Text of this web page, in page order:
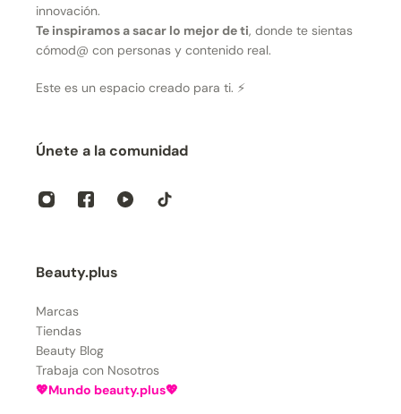
innovación.
Te inspiramos a sacar lo mejor de ti, donde te sientas
cómod@ con personas y contenido real.
Este es un espacio creado para ti. ⚡
Únete a la comunidad
Beauty.plus
Marcas
Tiendas
Beauty Blog
Trabaja con Nosotros
💖Mundo beauty.plus💖